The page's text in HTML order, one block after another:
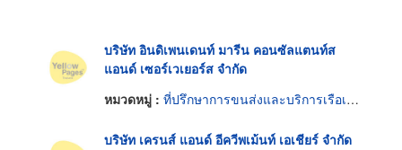
บริษัท อินดิเพนเดนท์ มารีน คอนซัลแตนท์ส
แอนด์ เซอร์เวเยอร์ส จำกัด
หมวดหมู่ : ที่ปรึกษาการขนส่งและบริการเรือเดินทะเล
บริษัท เครนส์ แอนด์ อีควีพเม้นท์ เอเชียร์ จำกัด